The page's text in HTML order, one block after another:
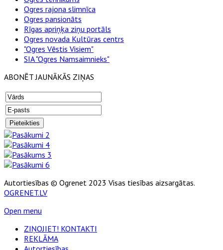
Ogres rajona slimnīca
Ogres pansionāts
Rīgas apriņķa ziņu portāls
Ogres novada Kultūras centrs
"Ogres Vēstis Visiem"
SIA "Ogres Namsaimnieks"
ABONĒT JAUNĀKĀS ZIŅAS
Autortiesības © Ogrenet 2023 Visas tiesības aizsargātas.
OGRENET.LV
Open menu
ZIŅOJIET! KONTAKTI
REKLĀMA